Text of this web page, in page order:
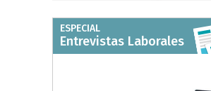
ESPECIAL
Entrevistas Laborales